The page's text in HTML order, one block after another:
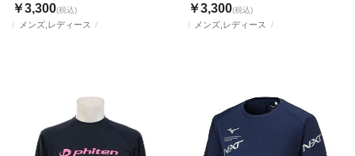
メンズ,レディース
￥3,300(税込)
メンズ,レディース
￥3,300(税込)